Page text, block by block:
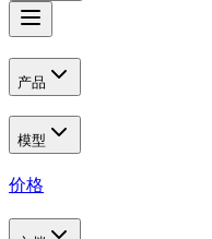
产品
模型
价格